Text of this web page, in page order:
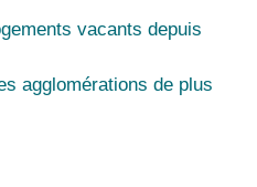
vacants depuis
agglomérations de plus